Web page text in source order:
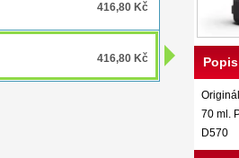
416,80 Kč
416,80 Kč
70 ml.
D570